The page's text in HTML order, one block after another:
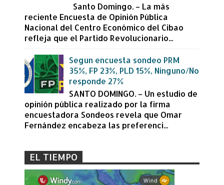
Santo Domingo. – La más
reciente Encuesta de Opinión Pública
Nacional del Centro Económico del Cibao
refleja que el Partido Revolucionario...
Segun encuesta sondeo PRM
35%, FP 23%, PLD 15%, Ninguno/No
responde 27%
SANTO DOMINGO. – Un estudio de
opinión pública realizado por la firma
encuestadora Sondeos revela que Omar
Fernández encabeza las preferenci...
EL TIEMPO